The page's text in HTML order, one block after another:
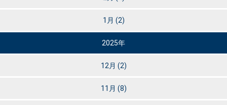
1月 (2)
2025年
12月 (2)
11月 (8)